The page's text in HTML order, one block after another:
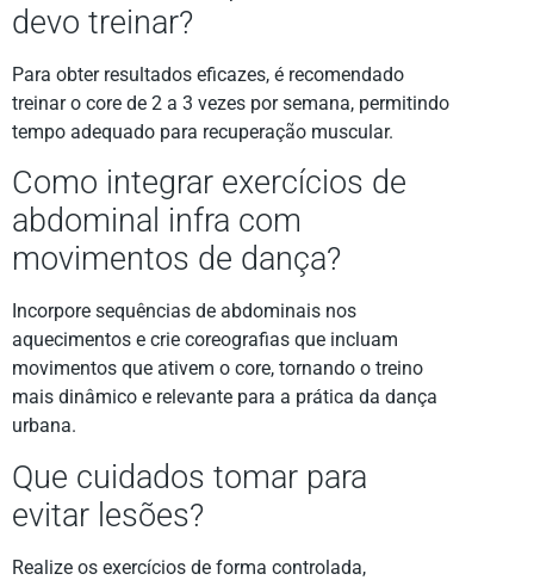
devo treinar?
Para obter resultados eficazes, é recomendado
treinar o core de 2 a 3 vezes por semana, permitindo
tempo adequado para recuperação muscular.
Como integrar exercícios de
abdominal infra com
movimentos de dança?
Incorpore sequências de abdominais nos
aquecimentos e crie coreografias que incluam
movimentos que ativem o core, tornando o treino
mais dinâmico e relevante para a prática da dança
urbana.
Que cuidados tomar para
evitar lesões?
Realize os exercícios de forma controlada,